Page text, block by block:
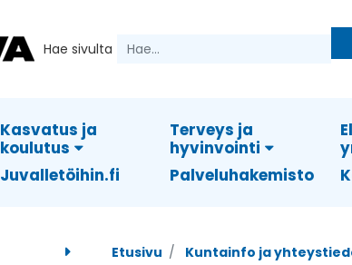
Hae sivulta
Kasvatus ja
koulutus
Terveys ja
hyvinvointi
Juvalletöihin.fi Palveluhakemisto
Etusivu Kuntainfo ja